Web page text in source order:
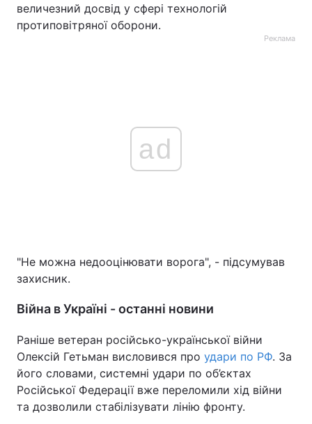
величезний досвід у сфері технологій
протиповітряної оборони.
Реклама
ad
"Не можна недооцінювати ворога", - підсумував
захисник.
Війна в Україні - останні новини
Раніше ветеран російсько-української війни
Олексій Гетьман висловився про удари по РФ. За
його словами, системні удари по об’єктах
Російської Федерації вже переломили хід війни
та дозволили стабілізувати лінію фронту.